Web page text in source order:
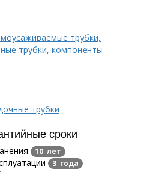
трубки,
трубки, компоненты
трубки
сроки
10 лет
3 года